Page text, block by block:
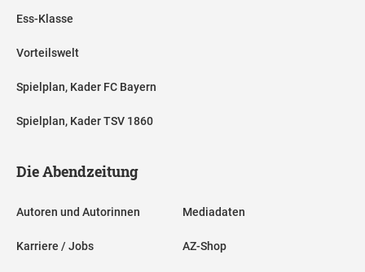
Ess-Klasse
Vorteilswelt
Spielplan, Kader FC Bayern
Spielplan, Kader TSV 1860
Die Abendzeitung
Autoren und Autorinnen
Karriere / Jobs
Mediadaten
AZ-Shop